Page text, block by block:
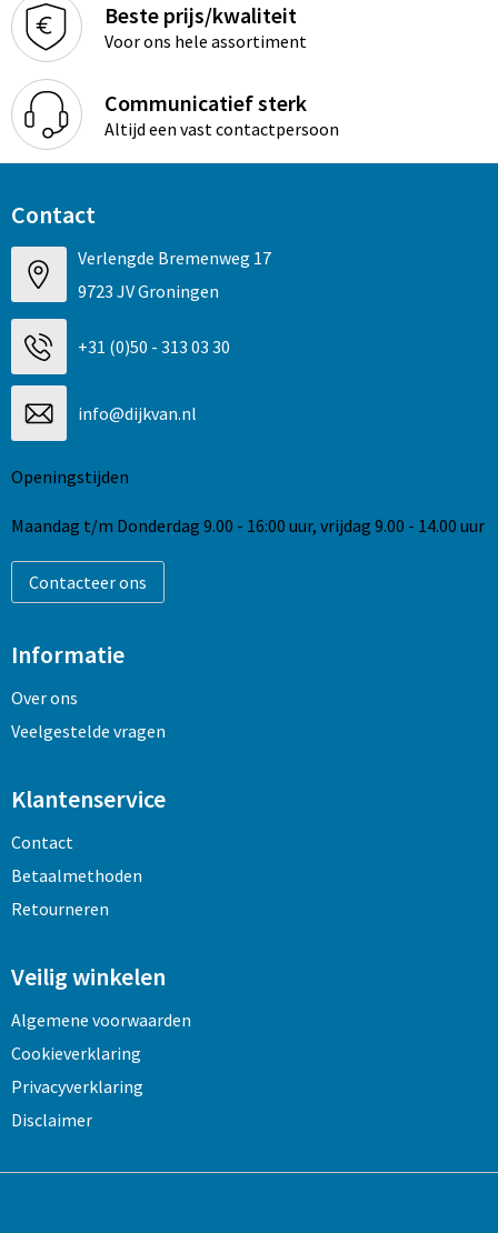
Beste prijs/kwaliteit
Voor ons hele assortiment
Communicatief sterk
Altijd een vast contactpersoon
Contact
Verlengde Bremenweg 17
9723 JV Groningen
+31 (0)50 - 313 03 30
info@dijkvan.nl
Openingstijden
Maandag t/m Donderdag 9.00 - 16:00 uur, vrijdag 9.00 - 14.00 uur
Contacteer ons
Informatie
Over ons
Veelgestelde vragen
Klantenservice
Contact
Betaalmethoden
Retourneren
Veilig winkelen
Algemene voorwaarden
Cookieverklaring
Privacyverklaring
Disclaimer